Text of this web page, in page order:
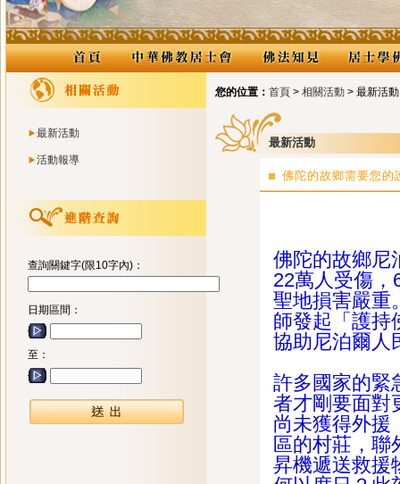
最新活動
活動報導
查詢關鍵字(限10字內)：
日期區間：
至：
您的位置： 首頁 > 相關活動 > 最新活動
最新活動
佛陀的故鄉需要您的
佛陀的故鄉尼
22萬人受傷
聖地損害嚴重
師發起「護持
協助尼泊爾人
許多國家的緊
者才剛要面對
尚未獲得外援
區的村莊，聯
昇機遞送救援